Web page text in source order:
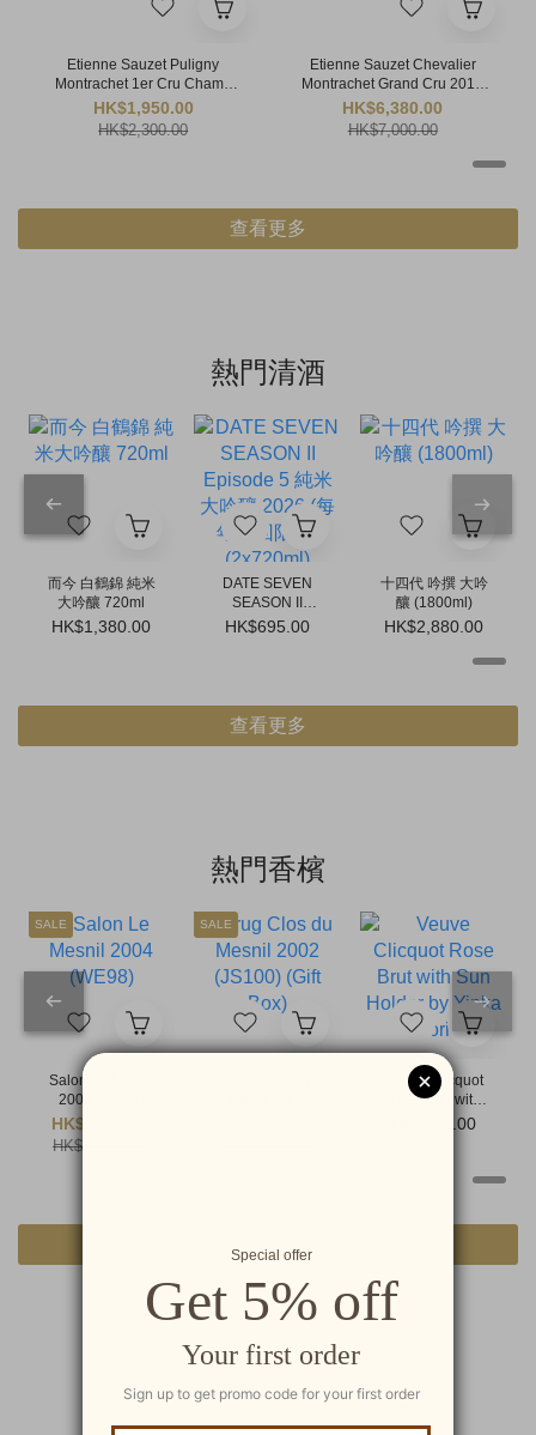
Etienne Sauzet Puligny
Montrachet 1er Cru Champ
Canet 2021 (BH95)
HK$1,950.00
HK$2,300.00
Etienne Sauzet Chevalier
Montrachet Grand Cru 2011
(RP95)
HK$6,380.00
HK$7,000.00
查看更多
熱門清酒
而今 白鶴錦 純米
大吟釀 720ml
HK$1,380.00
DATE SEVEN
SEASON II
Episode 5 純米
HK$695.00
十四代 吟撰 大吟
釀 (1800ml)
HK$2,880.00
查看更多
熱門香檳
SALE
Salon Le Mesnil
2004 (WE98)
HK$9,850.00
HK$12,500.00
SALE
Veuve Clicquot
Rose Brut with
Sun Holder by
HK$670.00